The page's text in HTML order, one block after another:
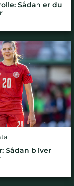
Sådan er du
Sådan bliver